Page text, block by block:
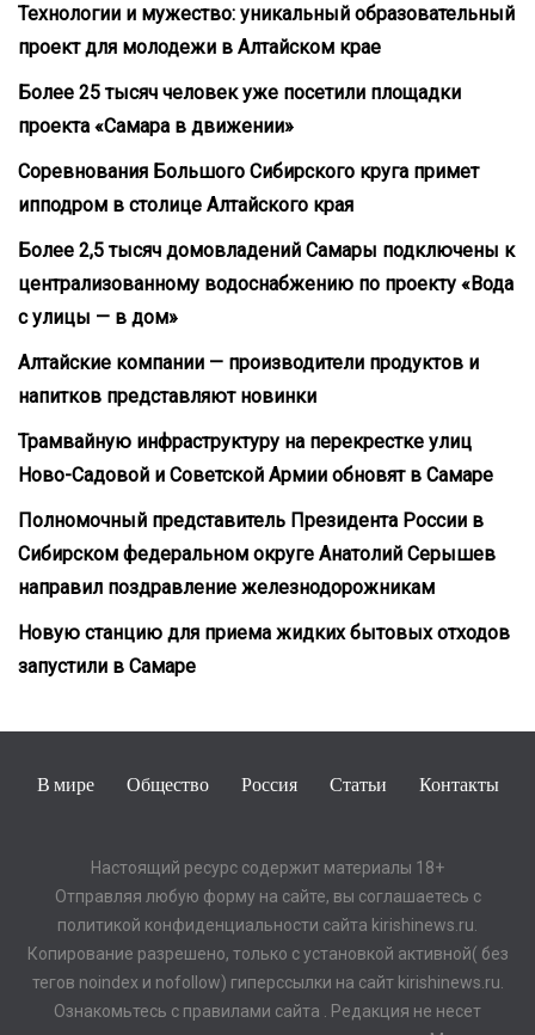
Технологии и мужество: уникальный образовательный
проект для молодежи в Алтайском крае
Более 25 тысяч человек уже посетили площадки
проекта «Самара в движении»
Соревнования Большого Сибирского круга примет
ипподром в столице Алтайского края
Более 2,5 тысяч домовладений Самары подключены к
централизованному водоснабжению по проекту «Вода
с улицы — в дом»
Алтайские компании — производители продуктов и
напитков представляют новинки
Трамвайную инфраструктуру на перекрестке улиц
Ново-Садовой и Советской Армии обновят в Самаре
Полномочный представитель Президента России в
Сибирском федеральном округе Анатолий Серышев
направил поздравление железнодорожникам
Новую станцию для приема жидких бытовых отходов
запустили в Самаре
В мире Общество Россия Статьи Контакты
Настоящий ресурс содержит материалы 18+
Отправляя любую форму на сайте, вы соглашаетесь с
политикой конфиденциальности сайта kirishinews.ru.
Копирование разрешено, только с установкой активной( без
тегов noindex и nofollow) гиперссылки на сайт kirishinews.ru.
Ознакомьтесь с правилами сайта . Редакция не несет